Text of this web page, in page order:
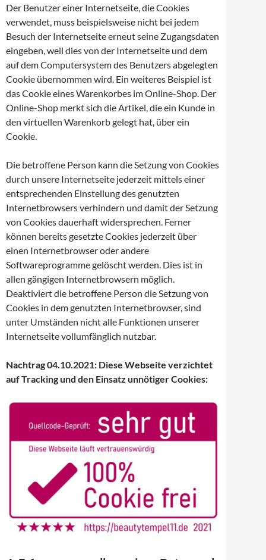
Der Benutzer einer Internetseite, die Cookies
verwendet, muss beispielsweise nicht bei jedem
Besuch der Internetseite erneut seine Zugangsdaten
eingeben, weil dies von der Internetseite und dem
auf dem Computersystem des Benutzers abgelegten
Cookie übernommen wird. Ein weiteres Beispiel ist
das Cookie eines Warenkorbes im Online-Shop. Der
Online-Shop merkt sich die Artikel, die ein Kunde in
den virtuellen Warenkorb gelegt hat, über ein
Cookie.
Die betroffene Person kann die Setzung von Cookies
durch unsere Internetseite jederzeit mittels einer
entsprechenden Einstellung des genutzten
Internetbrowsers verhindern und damit der Setzung
von Cookies dauerhaft widersprechen. Ferner
können bereits gesetzte Cookies jederzeit über
einen Internetbrowser oder andere
Softwareprogramme gelöscht werden. Dies ist in
allen gängigen Internetbrowsern möglich.
Deaktiviert die betroffene Person die Setzung von
Cookies in dem genutzten Internetbrowser, sind
unter Umständen nicht alle Funktionen unserer
Internetseite vollumfänglich nutzbar.
Nachtrag 04.10.2021: Diese Webseite verzichtet
auf Tracking und den Einsatz unnötiger Cookies: